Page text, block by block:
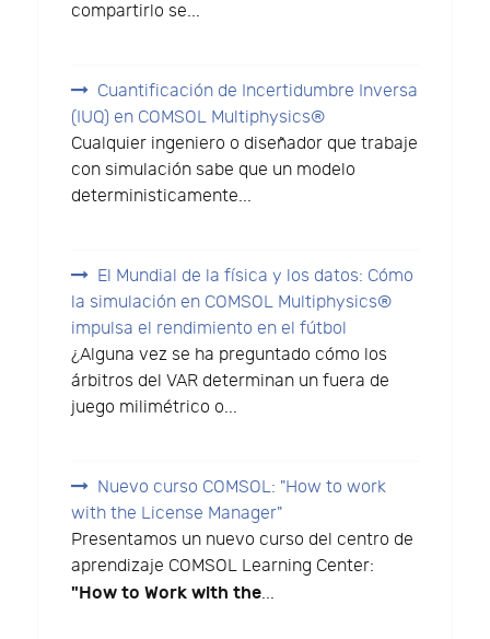
compartirlo se...
Cuantificación de Incertidumbre Inversa
(IUQ) en COMSOL Multiphysics®
Cualquier ingeniero o diseñador que trabaje
con simulación sabe que un modelo
deterministicamente...
El Mundial de la física y los datos: Cómo
la simulación en COMSOL Multiphysics®
impulsa el rendimiento en el fútbol
¿Alguna vez se ha preguntado cómo los
árbitros del VAR determinan un fuera de
juego milimétrico o...
Nuevo curso COMSOL: "How to work
with the License Manager"
Presentamos un nuevo curso del centro de
aprendizaje COMSOL Learning Center:
"How to Work with the...